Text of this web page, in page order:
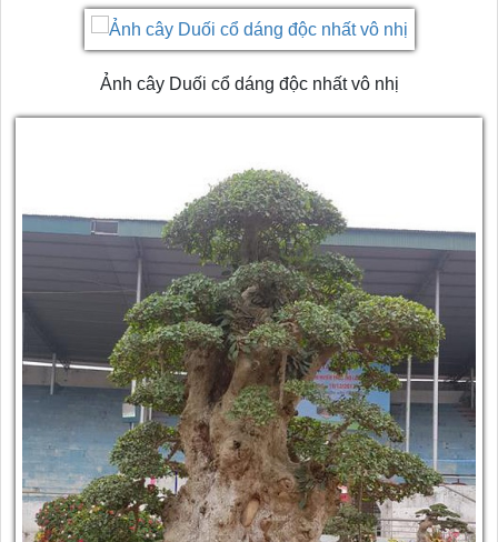
Ảnh cây Duối cổ dáng độc nhất vô nhị